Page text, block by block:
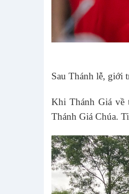
Sau Thánh lễ, giới
Khi Thánh Giá về
Thánh Giá Chúa.